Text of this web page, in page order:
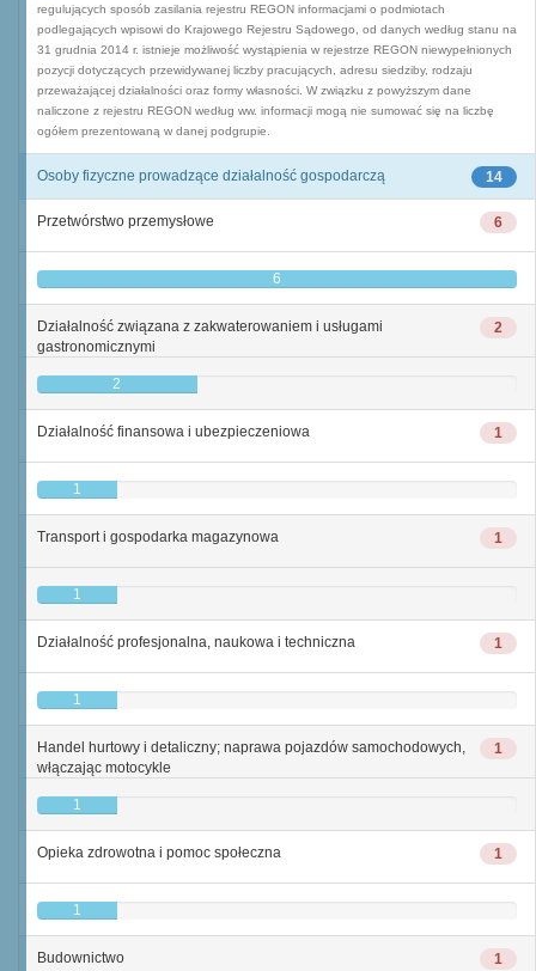
regulujących sposób zasilania rejestru REGON informacjami o podmiotach
podlegających wpisowi do Krajowego Rejestru Sądowego, od danych według stanu na
31 grudnia 2014 r. istnieje możliwość wystąpienia w rejestrze REGON niewypełnionych
pozycji dotyczących przewidywanej liczby pracujących, adresu siedziby, rodzaju
przeważającej działalności oraz formy własności. W związku z powyższym dane
naliczone z rejestru REGON według ww. informacji mogą nie sumować się na liczbę
ogółem prezentowaną w danej podgrupie.
14
Osoby fizyczne prowadzące działalność gospodarczą
6
Przetwórstwo przemysłowe
6
2
Działalność związana z zakwaterowaniem i usługami
gastronomicznymi
2
1
Działalność finansowa i ubezpieczeniowa
1
1
Transport i gospodarka magazynowa
1
1
Działalność profesjonalna, naukowa i techniczna
1
1
Handel hurtowy i detaliczny; naprawa pojazdów samochodowych,
włączając motocykle
1
1
Opieka zdrowotna i pomoc społeczna
1
1
Budownictwo